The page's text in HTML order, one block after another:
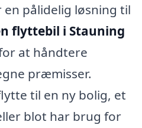
pålidelig løsning til
flyttebil i Stauning
at håndtere
præmisser.
til en ny bolig, et
blot har brug for